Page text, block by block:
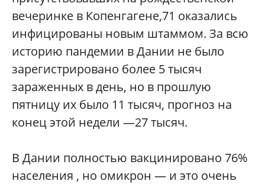
вечеринке в Копенгагене,71 оказались
инфицированы новым штаммом. За всю
историю пандемии в Дании не было
зарегистрировано более 5 тысяч
зараженных в день, но в прошлую
пятницу их было 11 тысяч, прогноз на
конец этой недели —27 тысяч.
В Дании полностью вакцинировано 76%
населения , но омикрон — и это очень